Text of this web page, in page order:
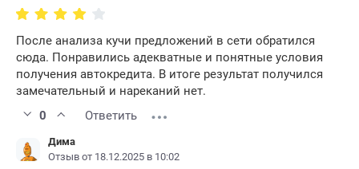
После анализа кучи предложений в сети обратился
сюда. Понравились адекватные и понятные условия
получения автокредита. В итоге результат получился
замечательный и нареканий нет.
0
Ответить
Дима
Отзыв от 18.12.2025 в 10:02